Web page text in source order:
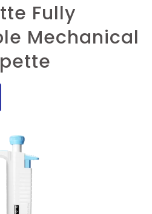
Fully
Mechanical